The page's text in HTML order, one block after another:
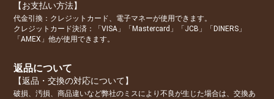
【お支払い方法】
代金引換：クレジットカード、電子マネーが使用できます。
クレジットカード決済：「VISA」「Mastercard」「JCB」「DINERS」
「AMEX」他が使用できます。
返品について
【返品・交換の対応について】
破損、汚損、商品違いなど弊社のミスにより不良が生じた場合は、交換あ